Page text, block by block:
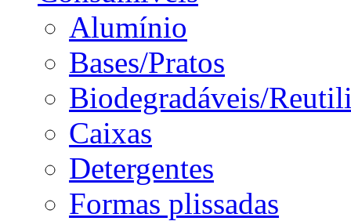
Alumínio
Bases/Pratos
Biodegradáveis/
Caixas
Detergentes
Formas plissadas